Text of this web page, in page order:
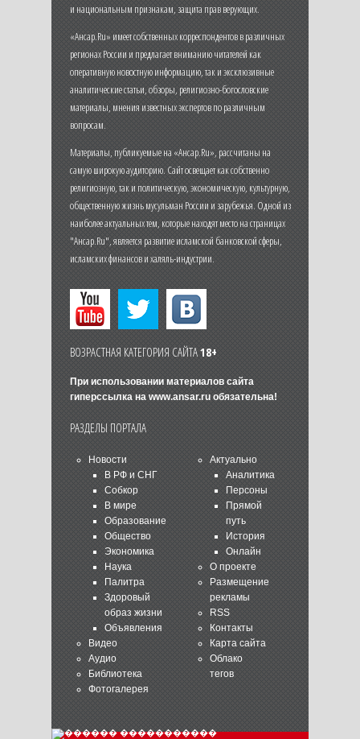
и национальным признакам, защита прав верующих.
«Ансар.Ru» имеет собственных корреспондентов в различных
регионах России и предлагает вниманию читателей как
оперативную новостную информацию, так и эксклюзивные
аналитические статьи, обзоры, религиозно-богословские
материалы, мнения известных экспертов по различным
вопросам.
Материалы, публикуемые на «Ансар.Ru», рассчитаны на
самую широкую аудиторию. Сайт освещает как собственно
религиозную, так и политическую, экономическую, культурную,
общественную жизнь мусульман России и зарубежья. Одной из
наиболее актуальных тем, которые находят место на страницах
"Ансар.Ru", является развитие исламской банковской сферы,
исламских финансов и халяль-индустрии.
ВОЗРАСТНАЯ КАТЕГОРИЯ САЙТА18+
При использовании материалов сайта
гиперссылка на www.ansar.ruобязательна!
РАЗДЕЛЫ ПОРТАЛА
Новости
В РФ и СНГ
Собкор
В мире
Образование
Общество
Экономика
Наука
Палитра
Здоровый
образ жизни
Объявления
Видео
Аудио
Библиотека
Фотогалерея
Актуально
Аналитика
Персоны
Прямой
путь
История
Онлайн
О проекте
Размещение
рекламы
RSS
Контакты
Карта сайта
Облако
тегов